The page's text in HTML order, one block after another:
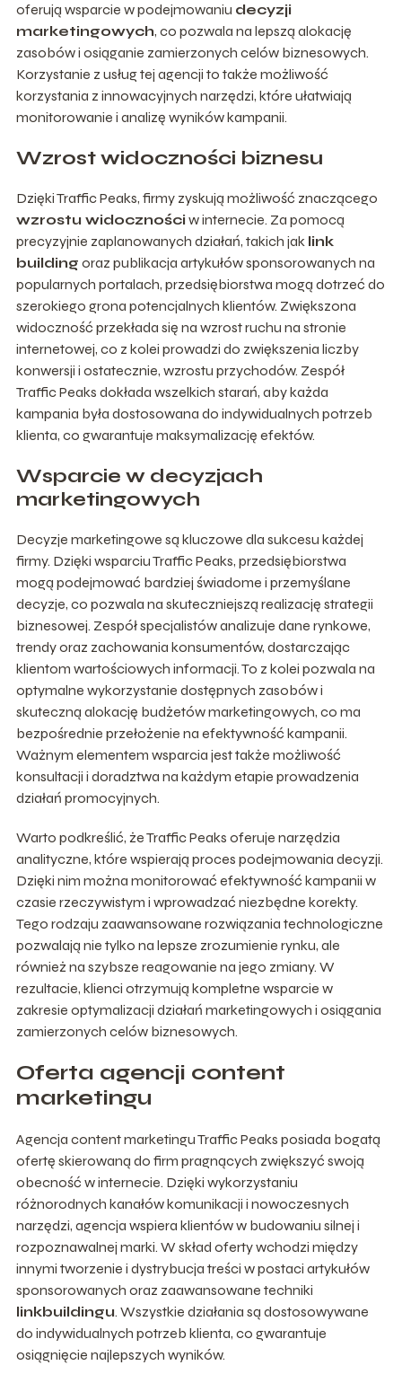
oferują wsparcie w podejmowaniu decyzji
marketingowych, co pozwala na lepszą alokację
zasobów i osiąganie zamierzonych celów biznesowych.
Korzystanie z usług tej agencji to także możliwość
korzystania z innowacyjnych narzędzi, które ułatwiają
monitorowanie i analizę wyników kampanii.
Wzrost widoczności biznesu
Dzięki Traffic Peaks, firmy zyskują możliwość znaczącego
wzrostu widoczności w internecie. Za pomocą
precyzyjnie zaplanowanych działań, takich jak link
building oraz publikacja artykułów sponsorowanych na
popularnych portalach, przedsiębiorstwa mogą dotrzeć do
szerokiego grona potencjalnych klientów. Zwiększona
widoczność przekłada się na wzrost ruchu na stronie
internetowej, co z kolei prowadzi do zwiększenia liczby
konwersji i ostatecznie, wzrostu przychodów. Zespół
Traffic Peaks dokłada wszelkich starań, aby każda
kampania była dostosowana do indywidualnych potrzeb
klienta, co gwarantuje maksymalizację efektów.
Wsparcie w decyzjach
marketingowych
Decyzje marketingowe są kluczowe dla sukcesu każdej
firmy. Dzięki wsparciu Traffic Peaks, przedsiębiorstwa
mogą podejmować bardziej świadome i przemyślane
decyzje, co pozwala na skuteczniejszą realizację strategii
biznesowej. Zespół specjalistów analizuje dane rynkowe,
trendy oraz zachowania konsumentów, dostarczając
klientom wartościowych informacji. To z kolei pozwala na
optymalne wykorzystanie dostępnych zasobów i
skuteczną alokację budżetów marketingowych, co ma
bezpośrednie przełożenie na efektywność kampanii.
Ważnym elementem wsparcia jest także możliwość
konsultacji i doradztwa na każdym etapie prowadzenia
działań promocyjnych.
Warto podkreślić, że Traffic Peaks oferuje narzędzia
analityczne, które wspierają proces podejmowania decyzji.
Dzięki nim można monitorować efektywność kampanii w
czasie rzeczywistym i wprowadzać niezbędne korekty.
Tego rodzaju zaawansowane rozwiązania technologiczne
pozwalają nie tylko na lepsze zrozumienie rynku, ale
również na szybsze reagowanie na jego zmiany. W
rezultacie, klienci otrzymują kompletne wsparcie w
zakresie optymalizacji działań marketingowych i osiągania
zamierzonych celów biznesowych.
Oferta agencji content
marketingu
Agencja content marketingu Traffic Peaks posiada bogatą
ofertę skierowaną do firm pragnących zwiększyć swoją
obecność w internecie. Dzięki wykorzystaniu
różnorodnych kanałów komunikacji i nowoczesnych
narzędzi, agencja wspiera klientów w budowaniu silnej i
rozpoznawalnej marki. W skład oferty wchodzi między
innymi tworzenie i dystrybucja treści w postaci artykułów
sponsorowanych oraz zaawansowane techniki
linkbuildingu. Wszystkie działania są dostosowywane
do indywidualnych potrzeb klienta, co gwarantuje
osiągnięcie najlepszych wyników.